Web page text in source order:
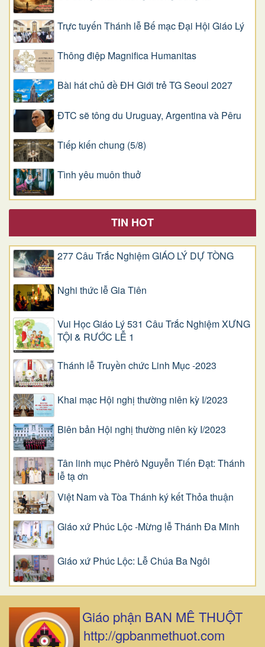
Trực tuyến Thánh lễ Bế mạc Đại Hội Giáo Lý
Thông điệp Magnifica Humanitas
Bài hát chủ đề ĐH Giới trẻ TG Seoul 2027
ĐTC sẽ tông du Uruguay, Argentina và Pêru
Tiếp kiến chung (5/8)
Tình yêu muôn thuở
TIN HOT
277 Câu Trắc Nghiệm GIÁO LÝ DỰ TÒNG
Nghi thức lễ Gia Tiên
Vui Học Giáo Lý 531 Câu Trắc Nghiệm XƯNG
TỘI & RƯỚC LỄ 1
Thánh lễ Truyền chức Linh Mục -2023
Khai mạc Hội nghị thường niên kỳ I/2023
Biên bản Hội nghị thường niên kỳ I/2023
Tân linh mục Phêrô Nguyễn Tiến Đạt: Thánh
lễ tạ ơn
Việt Nam và Tòa Thánh ký kết Thỏa thuận
Giáo xứ Phúc Lộc -Mừng lễ Thánh Đa Minh
Giáo xứ Phúc Lộc: Lễ Chúa Ba Ngôi
Giáo phận BAN MÊ THUỘT
http://gpbanmethuot.com